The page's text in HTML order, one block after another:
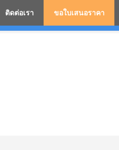
ติดต่อเรา ขอใบเสนอราคา
มพรีเมี่ยม ร่มตอนเดียว ร่ม